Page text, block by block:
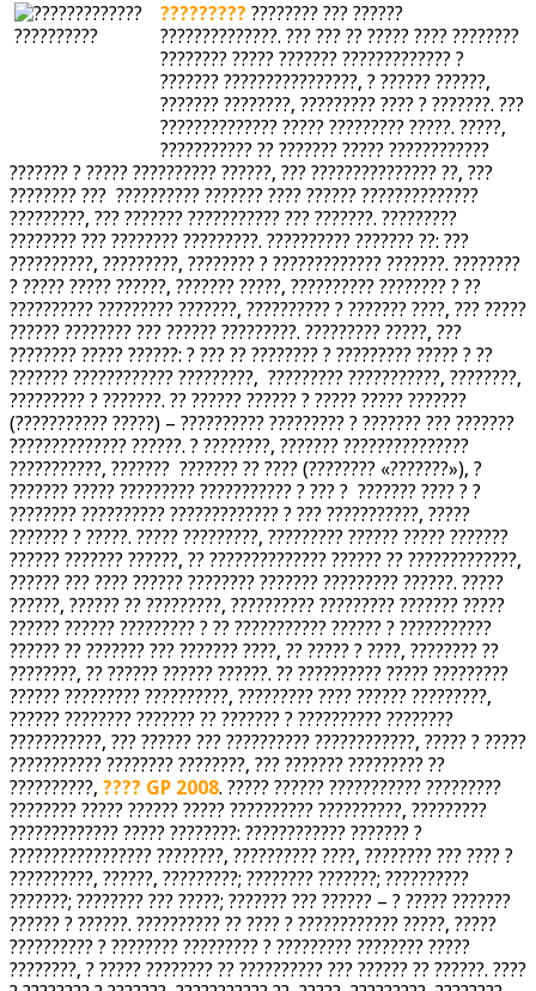
????????? ???????? ??? ??????
??????????????. ??? ??? ?? ????? ???? ????????
???????? ????? ??????? ????????????? ?
??????? ????????????????, ? ?????? ??????,
??????? ????????, ????????? ???? ? ???????. ???
?????????????? ????? ????????? ?????. ?????,
??????????? ?? ??????? ????? ????????????
??????? ? ????? ?????????? ??????, ??? ??????????????? ??, ???
???????? ??? ?????????? ??????? ???? ?????? ??????????????
?????????, ??? ??????? ??????????? ??? ???????. ?????????
???????? ??? ???????? ?????????. ?????????? ??????? ??: ???
??????????, ?????????, ???????? ? ????????????? ???????. ????????
? ????? ????? ??????, ??????? ?????, ?????????? ???????? ? ??
?????????? ????????? ???????, ?????????? ? ??????? ????, ??? ?????
?????? ???????? ??? ?????? ?????????. ????????? ?????, ???
???????? ????? ??????: ? ??? ?? ???????? ? ????????? ????? ? ??
??????? ???????????? ?????????, ????????? ???????????, ????????,
????????? ? ???????. ?? ?????? ?????? ? ????? ????? ???????
(??????????? ?????) – ?????????? ????????? ? ??????? ??? ???????
?????????????? ??????. ? ????????, ??????? ???????????????
???????????, ??????? ??????? ?? ???? (???????? «???????»), ?
??????? ????? ????????? ??????????? ? ??? ? ??????? ???? ? ?
???????? ?????????? ????????????? ? ??? ???????????, ?????
??????? ? ?????. ????? ?????????, ????????? ?????? ????? ???????
?????? ??????? ??????, ?? ?????????????? ?????? ?? ?????????????,
?????? ??? ???? ?????? ???????? ??????? ????????? ??????. ?????
??????, ?????? ?? ?????????, ?????????? ????????? ??????? ?????
?????? ?????? ????????? ? ?? ??????????? ?????? ? ???????????
?????? ?? ??????? ??? ??????? ????, ?? ????? ? ????, ???????? ??
????????, ?? ?????? ?????? ??????. ?? ?????????? ????? ?????????
?????? ????????? ??????????, ????????? ???? ?????? ?????????,
?????? ???????? ??????? ?? ??????? ? ?????????? ????????
???????????, ??? ?????? ??? ?????????? ????????????, ????? ? ?????
??????????? ???????? ????????, ??? ??????? ????????? ??
??????????, ???? GP 2008. ????? ?????? ??????????? ?????????
???????? ????? ?????? ????? ?????????? ??????????, ?????????
????????????? ????? ????????: ???????????? ??????? ?
????????????????? ????????, ?????????? ????, ???????? ??? ???? ?
??????????, ??????, ?????????; ???????? ???????; ??????????
???????; ???????? ??? ?????; ??????? ??? ?????? – ? ????? ???????
?????? ? ??????. ?????????? ?? ???? ? ???????????? ?????, ?????
?????????? ? ???????? ????????? ? ????????? ???????? ?????
????????, ? ????? ???????? ?? ?????????? ??? ?????? ?? ??????. ????